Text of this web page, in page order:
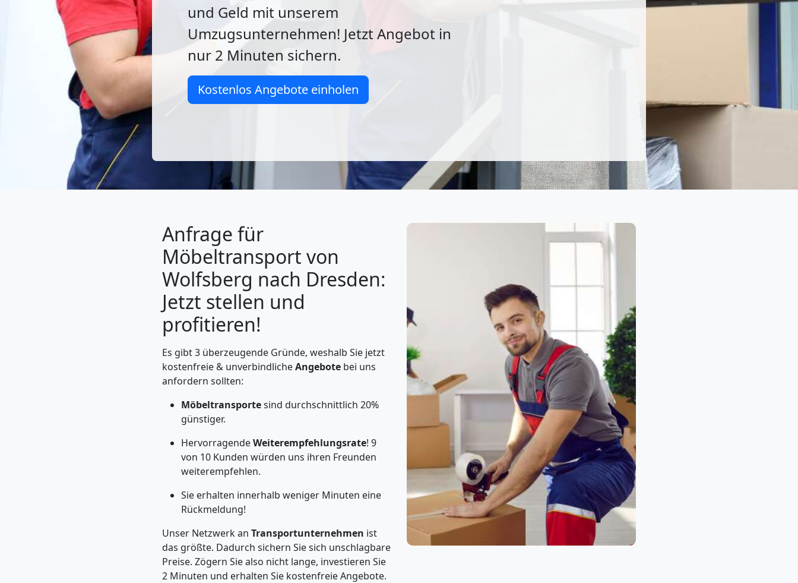
und Geld mit unserem
Umzugsunternehmen! Jetzt Angebot in
nur 2 Minuten sichern.
Kostenlos Angebote einholen
Anfrage für
Möbeltransport von
Wolfsberg nach Dresden:
Jetzt stellen und
profitieren!
Es gibt 3 überzeugende Gründe, weshalb Sie jetzt
kostenfreie & unverbindlicheAngebotebei uns
anfordern sollten:
Möbeltransportesind durchschnittlich 20%
günstiger.
HervorragendeWeiterempfehlungsrate! 9
von 10 Kunden würden uns ihren Freunden
weiterempfehlen.
Sie erhalten innerhalb weniger Minuten eine
Rückmeldung!
Unser Netzwerk an Transportunternehmen ist
das größte. Dadurch sichern Sie sich unschlagbare
Preise. Zögern Sie also nicht lange, investieren Sie
2 Minuten und erhalten Sie kostenfreie Angebote.